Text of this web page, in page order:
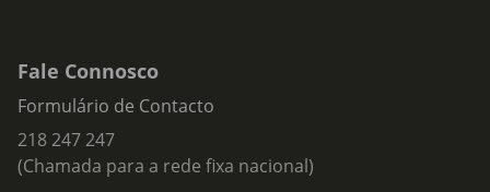
Fale Connosco
Formulário de Contacto
218 247 247
(Chamada para a rede fixa nacional)